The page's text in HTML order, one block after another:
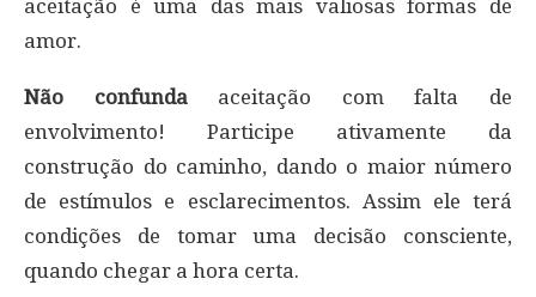
aceitação é uma das mais valiosas formas de
amor.
Não confundaaceitação com falta de
envolvimento! Participe ativamente da
construção do caminho, dando o maior número
de estímulos e esclarecimentos. Assim ele terá
condições de tomar uma decisão consciente,
quando chegar a hora certa.